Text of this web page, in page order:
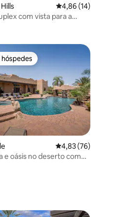
4,86 de uma
4,86 (14)
com vista para a
de 5, 8 avaliações
4,83 de uma
4,83 (76)
e oásis no deserto com